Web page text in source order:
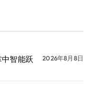
智能跃
2026年8月8日